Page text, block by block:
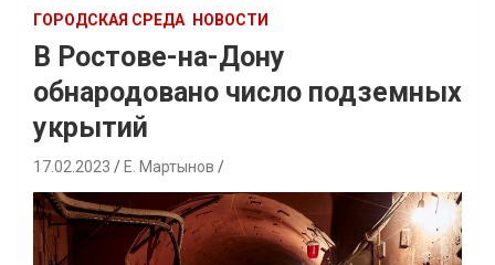
ГОРОДСКАЯ СРЕДА НОВОСТИ
В Ростове-на-Дону
обнародовано число подземных
укрытий
17.02.2023 Е. Мартынов